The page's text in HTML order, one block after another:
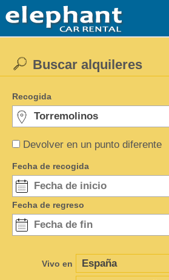
Devolver en un punto diferente
Buscar alquileres
Recogida
Fecha de recogida
Fecha de regreso
Vivo en